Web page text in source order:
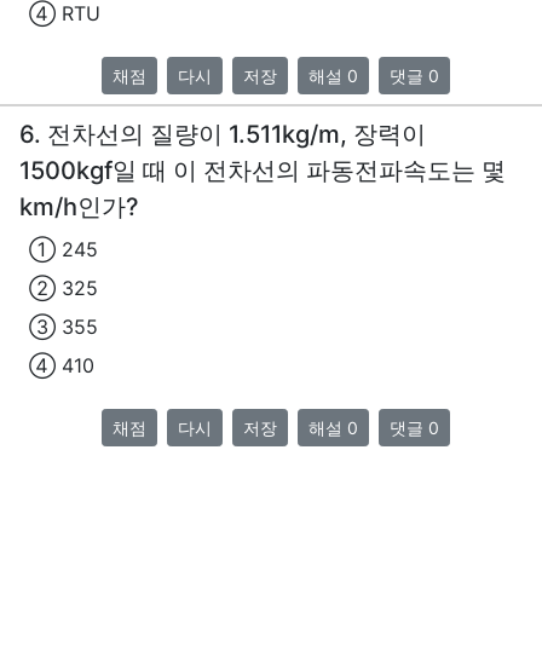
④ RTU
채점 다시 저장 해설 0 댓글 0
6. 전차선의 질량이 1.511kg/m, 장력이
1500kgf일 때 이 전차선의 파동전파속도는 몇
km/h인가?
① 245
② 325
③ 355
④ 410
채점 다시 저장 해설 0 댓글 0